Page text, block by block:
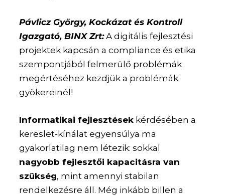
Pávlicz György, Kockázat és Kontroll
Igazgató, BINX Zrt:A digitális fejlesztési
projektek kapcsán a compliance és etika
szempontjából felmerülő problémák
megértéséhez kezdjük a problémák
gyökereinél!
Informatikai fejlesztések kérdésében a
kereslet-kínálat egyensúlya ma
gyakorlatilag nem létezik: sokkal
nagyobb fejlesztői kapacitásra van
szükség, mint amennyi stabilan
rendelkezésre áll. Még inkább billen a